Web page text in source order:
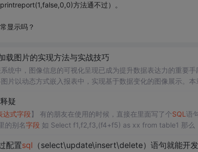
方法通不过）。
显示吗？
载图片的实现方法与实战技巧
统中，图像信息的可视化呈现已成为提升数据表达力的重要手
片以动态方式嵌入报表中，实现基于数据变化的图像展示。
对象或Image类型]
释疑
达式字段】 有的朋友在使用的时候，直接在里面写了个SQL 语
的别名字段如 Select f1,f2,f3,(f4+f5) as xx from table1 那么
配置sql （select\update\insert\delete）语句就能开